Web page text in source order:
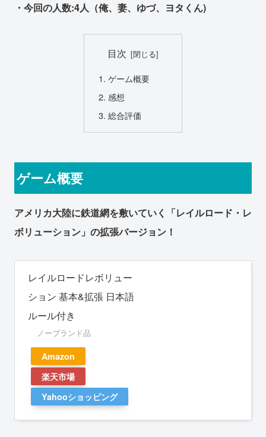
・今回の人数:4人（俺、妻、ゆづ、ヨタくん)
目次
ゲーム概要
感想
総合評価
ゲーム概要
アメリカ大陸に鉄道網を敷いていく「レイルロード・レ
ボリューション」の拡張バージョン！
レイルロードレボリュー
ション 基本&拡張 日本語
ルール付き
ノーブランド品
Amazon
楽天市場
Yahooショッピング